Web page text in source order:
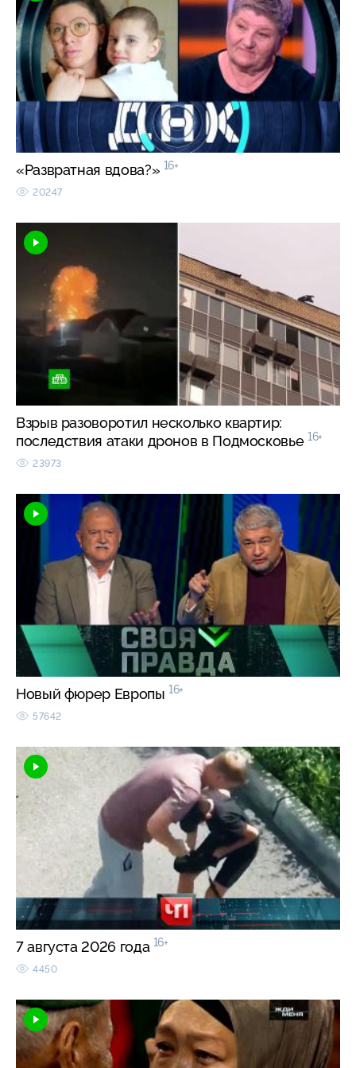
«Развратная вдова?» 16+
20247
Взрыв разоворотил несколько квартир:
последствия атаки дронов в Подмосковье 16+
23973
Новый фюрер Европы 16+
57642
7 августа 2026 года 16+
4450